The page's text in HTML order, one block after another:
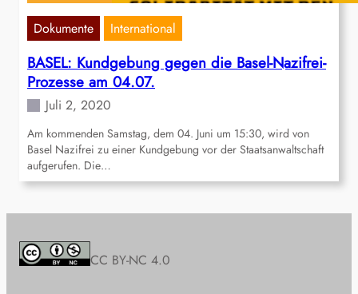
Dokumente International
BASEL: Kundgebung gegen die Basel-Nazifrei-
Prozesse am 04.07.
Juli 2, 2020
Am kommenden Samstag, dem 04. Juni um 15:30, wird von
Basel Nazifrei zu einer Kundgebung vor der Staatsanwaltschaft
aufgerufen. Die…
CC BY-NC 4.0